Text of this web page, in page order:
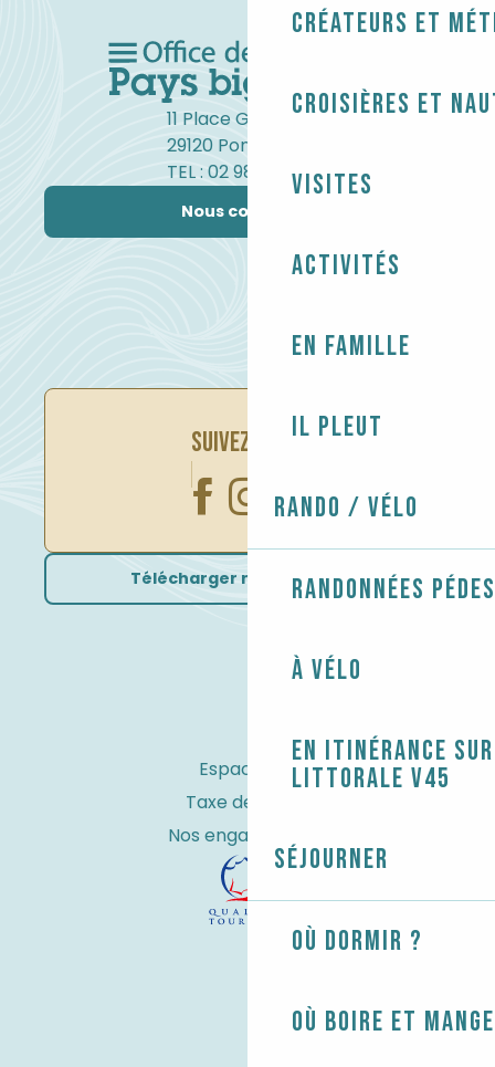
Créateurs et
Croisières et
Visites
Activités
En famille
Il pleut
Rando / Vélo
Randonnées
À vélo
En itinérance
littorale V45
Séjourner
Où dormir ?
Où boire et
11 Place Gambetta
29120 Pont-l'Abbé
TEL : 02 98 82 37 99
Nous contacter
SUIVEZ-NOUS
Télécharger nos brochures
Espace Pro
Taxe de séjour
Nos engagements